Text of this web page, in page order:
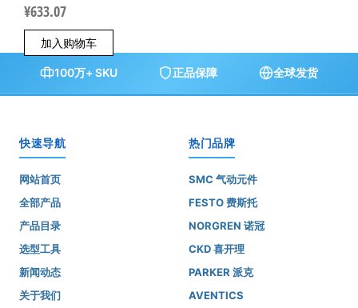
¥633.07
加入购物车
100万+ SKU 正品保障 全球发货
快速导航
网站首页
全部产品
产品目录
选型工具
新闻动态
关于我们
热门品牌
SMC 气动元件
FESTO 费斯托
NORGREN 诺冠
CKD 喜开理
PARKER 派克
AVENTICS